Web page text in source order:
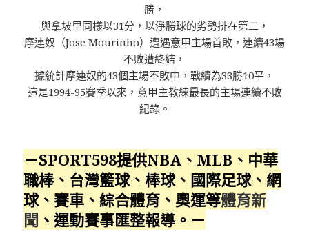
勝，
與拿坡里同樣以31分，以淨勝球的劣勢排在第二，
摩連奴（Jose Mourinho）遭遇意甲主場首敗，連續43場
不敗遭終結，
據統計摩連奴的43個主場不敗中，戰績為33勝10平，
這是1994-95賽季以來，意甲主教練最長的主場連續不敗
紀錄。
－SPORT598提供NBA、MLB、中華
職棒、台灣籃球、棒球、國際足球、網
球、賽車、綜合體育、奧運等體育新
聞 、運動賽事匯整報導。－